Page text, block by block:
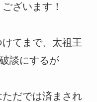
ざいます！
てまで、太祖王
談にするが
だでは済まされ